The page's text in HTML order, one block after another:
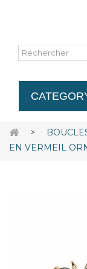
>
EN VERMEIL